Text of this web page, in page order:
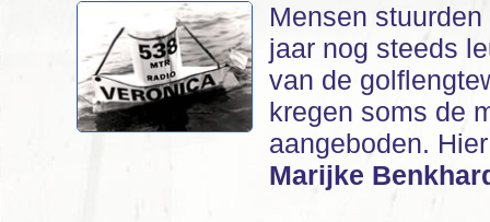
Mensen
jaar nog steeds
van de
kregen soms de
aangeboden.
Marijke